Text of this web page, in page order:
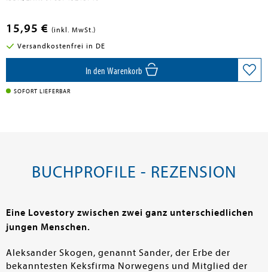
15,95 € (inkl. MwSt.)
Versandkostenfrei in DE
In den Warenkorb
SOFORT LIEFERBAR
BUCHPROFILE - REZENSION
Eine Lovestory zwischen zwei ganz unterschiedlichen
jungen Menschen.
Aleksander Skogen, genannt Sander, der Erbe der
bekanntesten Keksfirma Norwegens und Mitglied der